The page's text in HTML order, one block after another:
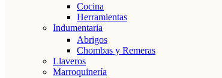
Cocina
Herramientas
Indumentaria
Abrigos
Chombas y Remeras
Llaveros
Marroquinería